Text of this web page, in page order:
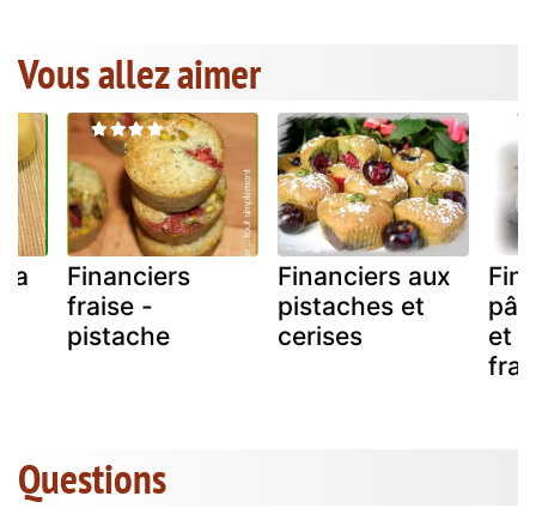
Vous allez aimer
la
Financiers
fraise -
pistache
Financiers aux
pistaches et
cerises
et
Questions